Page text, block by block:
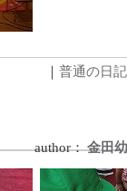
｜ 普通の日記
author：金田